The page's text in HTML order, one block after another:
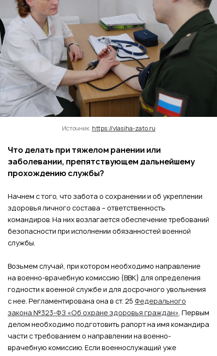
Источник: https://vlasiha-zato.ru
Что делать при тяжелом ранении или
заболевании, препятствующем дальнейшему
прохождению службы?
Начнем с того, что забота о сохранении и об укреплении
здоровья личного состава – ответственность
командиров. На них возлагается обеспечение требований
безопасности при исполнении обязанностей военной
службы.
Возьмем случай, при котором необходимо направление
на военно-врачебную комиссию (ВВК) для определения
годности к военной службе и для досрочного увольнения
с нее. Регламентирована она в ст. 25 Федерального
закона №323-ФЗ «Об охране здоровья граждан». Первым
делом необходимо подготовить рапорт на имя командира
части с требованием о направлении на военно-
врачебную комиссию. Если военнослужащий уже